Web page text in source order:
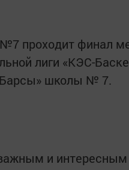
проходит финал
лиги «КЭС-
школы № 7.
и интересным